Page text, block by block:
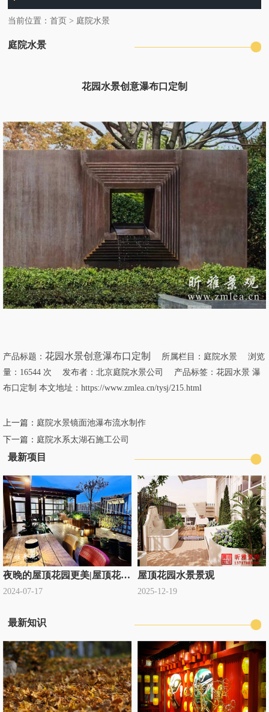
当前位置：首页 > 庭院水景
庭院水景
花园水景创意瀑布口定制
产品标题： 花园水景创意瀑布口定制 所属栏目： 庭院水景 浏览
量：16544 次 发布者：北京庭院水景公司 产品标签： 花园水景 瀑
布口定制 本文地址： https://www.zmlea.cn/tysj/215.html
上一篇： 庭院水景镜面池瀑布流水制作
下一篇： 庭院水系太湖石施工公司
最新项目
夜晚的屋顶花园更美|屋顶花园设计公司定制
2024-07-17
屋顶花园水景景观
2025-12-19
最新知识